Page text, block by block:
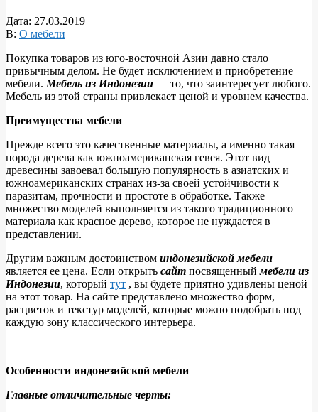
Дата: 27.03.2019
В: О мебели
Покупка товаров из юго-восточной Азии давно стало
привычным делом. Не будет исключением и приобретение
мебели.Мебель из Индонезии — то, что заинтересует любого.
Мебель из этой страны привлекает ценой и уровнем качества.
Преимущества мебели
Прежде всего это качественные материалы, а именно такая
порода дерева как южноамериканская гевея. Этот вид
древесины завоевал большую популярность в азиатских и
южноамериканских странах из-за своей устойчивости к
паразитам, прочности и простоте в обработке. Также
множество моделей выполняется из такого традиционного
материала как красное дерево, которое не нуждается в
представлении.
Другим важным достоинством индонезийской мебели
является ее цена. Если открыть сайт посвященныймебели из
Индонезии, который тут , вы будете приятно удивлены ценой
на этот товар. На сайте представлено множество форм,
расцветок и текстур моделей, которые можно подобрать под
каждую зону классического интерьера.
Особенности индонезийской мебели
Главные отличительные черты: